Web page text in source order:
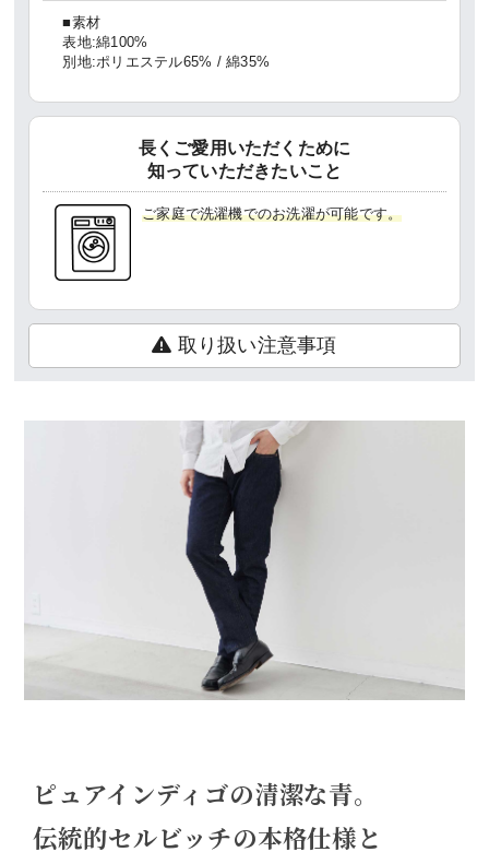
■素材
表地:綿100%
別地:ポリエステル65% / 綿35%
長くご愛用いただくために
知っていただきたいこと
ご家庭で洗濯機でのお洗濯が可能です。
取り扱い注意事項
ピュアインディゴの清潔な青。
伝統的セルビッチの本格仕様と